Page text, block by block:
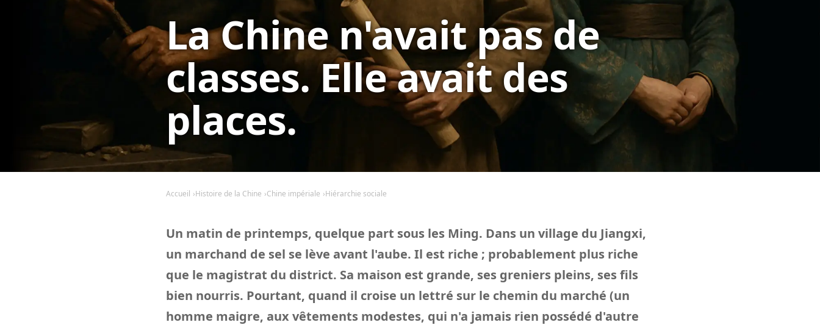
La Chine n'avait pas de
classes. Elle avait des
places.
Accueil Histoire de la Chine Chine impériale Hiérarchie sociale
Un matin de printemps, quelque part sous les Ming. Dans un village du Jiangxi,
un marchand de sel se lève avant l'aube. Il est riche ; probablement plus riche
que le magistrat du district. Sa maison est grande, ses greniers pleins, ses fils
bien nourris. Pourtant, quand il croise un lettré sur le chemin du marché (un
homme maigre, aux vêtements modestes, qui n'a jamais rien possédé d'autre